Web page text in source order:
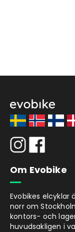
Om Evobike
Evobikes elcyklar
norr om
kontors- och
huvudsakligen i